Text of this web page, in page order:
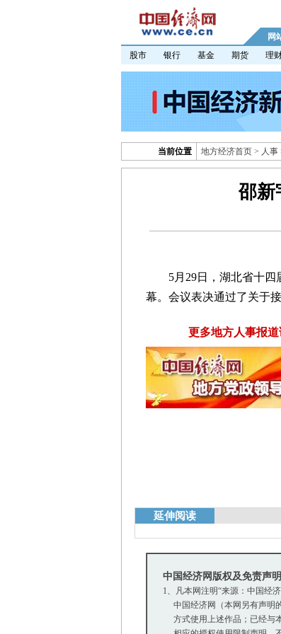
网
股市
银行 基金 期货 理
当前位置 地方经济首页 > 人事
邵新
5月29日，湖北省十
幕。会议表决通过了关于
更多地方人事报
延伸阅读
中国经济网版权及免责声明
1、凡本网注明“来源：中国经
中国经济网（本网另有声明
方式使用上述作品；已经与